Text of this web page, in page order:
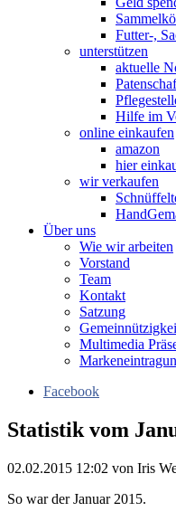
Futter-,
unterstützen
aktuelle
Hilfe im
online einkaufen
amazon
hier
wir verkaufen
Über uns
Wie wir arbeiten
Vorstand
Team
Kontakt
Satzung
Multimedia
Facebook
Statistik vom
02.02.2015 12:02 von Iris
So war der Januar 2015.